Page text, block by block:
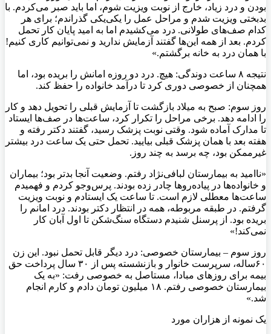
بودن و درد زیاد، خارج از نوبت ویزیت شوم، اما باید صبر می‌کردم. با
بدبختی ویزیت شدم و مراحل عمل را یکی‌یکی گذراندم؛ برای هر
کدام صف‌های طولانی. درد می‌کشیدم اما به امید پایان کار تحمل
کردم. بعد از همه این‌ها گفتند آزمایش ندارید و نمی‌توانیم کاری کنیم!
با همان درد به خانه برگشتم.»
نتیجه ۸ ساعت دوندگی: هیچ. درد دو روزه امانش را بریده بود، اما
همچنان از خصوصی دوری کرد تا درآمد خانواده را حفظ کند.
روز سوم: صبح به میلاد بازگشت تا آزمایش قبلی را تحویل دهد و کار
را ادامه دهد. برخی مراحل را تکرار کرد، ساعت‌ها در صف‌ها ایستاد
تا مدارک آماده شود. وقتی نوبت پزشک رسید، گفتند دکتر رفته و
هفته بعد با همان پزشک قبلی بیایید. تحمل حتی یک ساعت درد بیشتر
غیرممکن بود، چه برسد به چند روز.
«ناامید به بیمارستان لبافی‌نژاد رفتم. وضعیت آنجا بدتر بود؛ بیماران
و خانواده‌ها در پیاده‌روها چادر زده بودند. پرس‌وجو کردم و فهمیدم
ساعت‌ها معطلی لازم است. تا ساعت یک ایستادم و نوبت ویزیت
گرفتم. در طبقه مربوطه، همه در انتظار دکتر بودند. درد امانم را
بریده بود. از پرسنل شنیدم دستگاه سنگ‌شکن تا اول آبان کار
نمی‌کند!»
روز سوم – بیمارستان خصوصی: درد دیگر قابل تحمل نبود. این زن
۶۰ساله، سرپرست خانوار و بازنشسته پس از ۳۰ سال پرداخت حق
بیمه برای روزهای مبادا، مستاصل به خصوصی رفت: «به یک
بیمارستان خصوصی رفتم. ۱۸ میلیون تومان دادم و کارم انجام
شد.»
یک نمونه از هزاران مورد